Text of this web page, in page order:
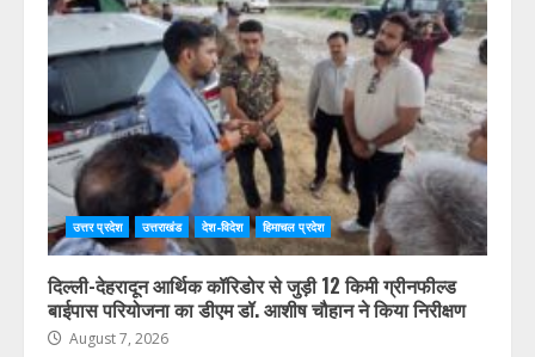
उत्तर प्रदेश उत्तराखंड देश-विदेश हिमाचल प्रदेश
दिल्ली-देहरादून आर्थिक कॉरिडोर से जुड़ी 12 किमी ग्रीनफील्ड
बाईपास परियोजना का डीएम डॉ. आशीष चौहान ने किया निरीक्षण
August 7, 2026